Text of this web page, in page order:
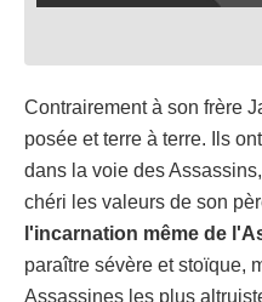
Contrairement à son frère
posée et terre à terre. Ils
dans la voie des
chéri les valeurs de son
l'incarnation même de
paraître sévère et stoïque,
Assassines les plus